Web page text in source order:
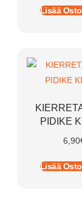
Lisää
PIDIKE
6,90
Lisää